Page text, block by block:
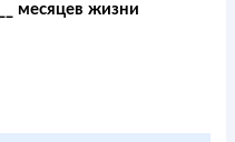
месяцев жизни